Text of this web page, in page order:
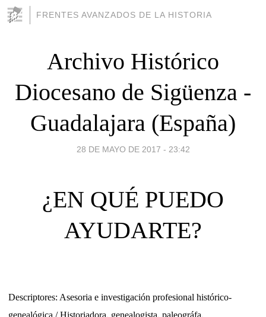
FRENTES AVANZADOS DE LA HISTORIA
Archivo Histórico
Diocesano de Sigüenza -
Guadalajara (España)
28 DE MAYO DE 2017 - 23:42
¿EN QUÉ PUEDO
AYUDARTE?
Descriptores: Asesoria e investigación profesional histórico-
genealógica / Historiadora, genealogista, paleográfa,